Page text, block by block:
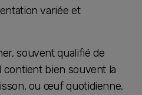
variée et
souvent qualifié de
bien souvent la
ou œuf quotidienne,